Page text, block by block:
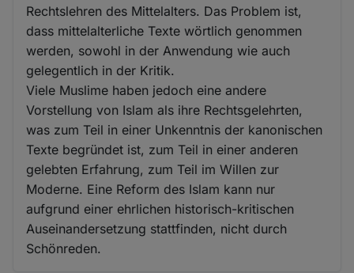
Rechtslehren des Mittelalters. Das Problem ist,
dass mittelalterliche Texte wörtlich genommen
werden, sowohl in der Anwendung wie auch
gelegentlich in der Kritik.
Viele Muslime haben jedoch eine andere
Vorstellung von Islam als ihre Rechtsgelehrten,
was zum Teil in einer Unkenntnis der kanonischen
Texte begründet ist, zum Teil in einer anderen
gelebten Erfahrung, zum Teil im Willen zur
Moderne. Eine Reform des Islam kann nur
aufgrund einer ehrlichen historisch-kritischen
Auseinandersetzung stattfinden, nicht durch
Schönreden.